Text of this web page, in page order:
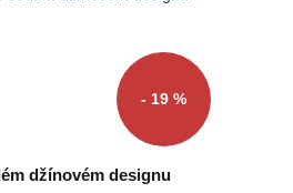
- 19 %
džínovém designu